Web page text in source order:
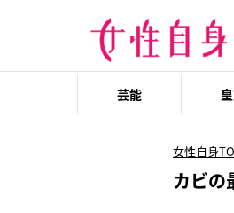
芸能
女性自身
カビの